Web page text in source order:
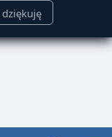
dziękuję